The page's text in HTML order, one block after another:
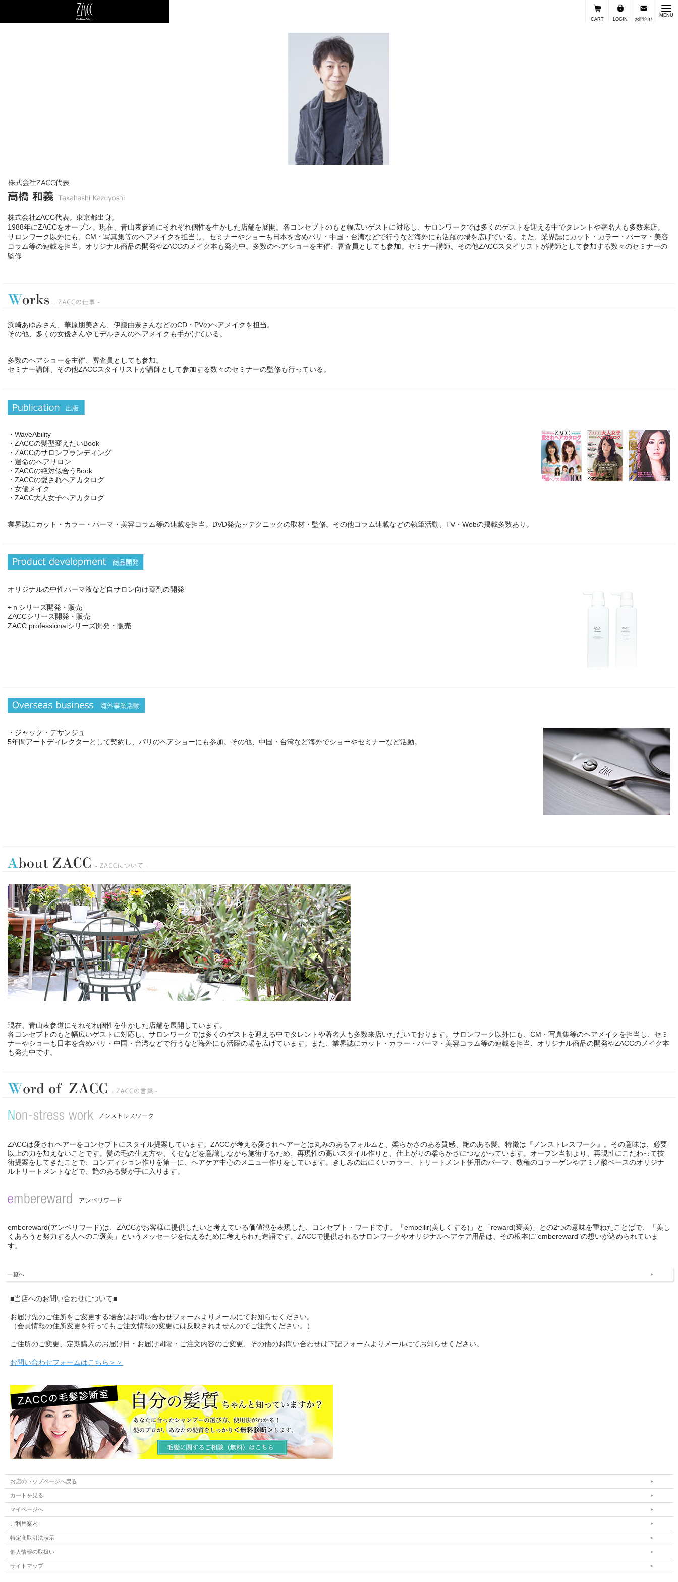
CART LOGIN お問合せ
MENU
株式会社ZACC代表。東京都出身。
1988年にZACCをオープン。現在、青山表参道にそれぞれ個性を生かした店舗を展開。各コンセプトのもと幅広いゲストに対応し、サロンワークでは多くのゲストを迎える中でタレントや著名人も多数来店。
サロンワーク以外にも、CM・写真集等のヘアメイクを担当し、セミナーやショーも日本を含めパリ・中国・台湾などで行うなど海外にも活躍の場を広げている。また、業界誌にカット・カラー・パーマ・美容
コラム等の連載を担当。オリジナル商品の開発やZACCのメイク本も発売中。多数のヘアショーを主催、審査員としても参加。セミナー講師、その他ZACCスタイリストが講師として参加する数々のセミナーの
監修
浜崎あゆみさん、華原朋美さん、伊籐由奈さんなどのCD・PVのヘアメイクを担当。
その他、多くの女優さんやモデルさんのヘアメイクも手がけている。
多数のヘアショーを主催、審査員としても参加。
セミナー講師、その他ZACCスタイリストが講師として参加する数々のセミナーの監修も行っている。
・WaveAbility
・ZACCの髪型変えたいBook
・ZACCのサロンブランディング
・運命のヘアサロン
・ZACCの絶対似合うBook
・ZACCの愛されヘアカタログ
・女優メイク
・ZACC大人女子ヘアカタログ
業界誌にカット・カラー・パーマ・美容コラム等の連載を担当。DVD発売～テクニックの取材・監修。その他コラム連載などの執筆活動、TV・Webの掲載多数あり。
オリジナルの中性パーマ液など自サロン向け薬剤の開発
+ｎシリーズ開発・販売
ZACCシリーズ開発・販売
ZACC professionalシリーズ開発・販売
・ジャック・デサンジュ
5年間アートディレクターとして契約し、パリのヘアショーにも参加。その他、中国・台湾など海外でショーやセミナーなど活動。
現在、青山表参道にそれぞれ個性を生かした店舗を展開しています。
各コンセプトのもと幅広いゲストに対応し、サロンワークでは多くのゲストを迎える中でタレントや著名人も多数来店いただいております。サロンワーク以外にも、CM・写真集等のヘアメイクを担当し、セミ
ナーやショーも日本を含めパリ・中国・台湾などで行うなど海外にも活躍の場を広げています。また、業界誌にカット・カラー・パーマ・美容コラム等の連載を担当、オリジナル商品の開発やZACCのメイク本
も発売中です。
ZACCは愛されヘアーをコンセプトにスタイル提案しています。ZACCが考える愛されヘアーとは丸みのあるフォルムと、柔らかさのある質感、艶のある髪。特徴は『ノンストレスワーク』。その意味は、必要
以上の力を加えないことです。髪の毛の生え方や、くせなどを意識しながら施術するため、再現性の高いスタイル作りと、仕上がりの柔らかさにつながっています。オープン当初より、再現性にこだわって技
術提案をしてきたことで、コンディション作りを第一に、ヘアケア中心のメニュー作りをしています。きしみの出にくいカラー、トリートメント併用のパーマ、数種のコラーゲンやアミノ酸ベースのオリジナ
ルトリートメントなどで、艶のある髪が手に入ります。
embereward(アンベリワード)は、ZACCがお客様に提供したいと考えている価値観を表現した、コンセプト・ワードです。「embellir(美しくする)」と「reward(褒美)」との2つの意味を重ねたことばで、「美し
くあろうと努力する人へのご褒美」というメッセージを伝えるために考えられた造語です。ZACCで提供されるサロンワークやオリジナルヘアケア用品は、その根本に"embereward"の想いが込められていま
す。
一覧へ
■当店へのお問い合わせについて■
お届け先のご住所をご変更する場合はお問い合わせフォームよりメールにてお知らせください。
（会員情報の住所変更を行ってもご注文情報の変更には反映されませんのでご注意ください。）
ご住所のご変更、定期購入のお届け日・お届け間隔・ご注文内容のご変更、その他のお問い合わせは下記フォームよりメールにてお知らせください。
お問い合わせフォームはこちら＞＞
お店のトップページへ戻る
カートを見る
マイページへ
ご利用案内
特定商取引法表示
個人情報の取扱い
サイトマップ